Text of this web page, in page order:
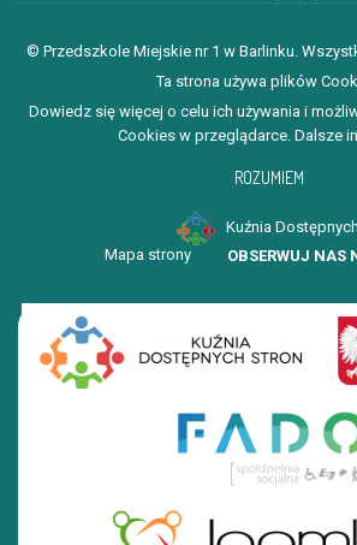
© Przedszkole Miejskie nr 1 w Barlinku.
Ta strona używa plików
Dowiedz się więcej o celu ich używania i
Cookies w przeglądarce. Dalsze
ROZUMIEM
Kuźnia
Mapa strony